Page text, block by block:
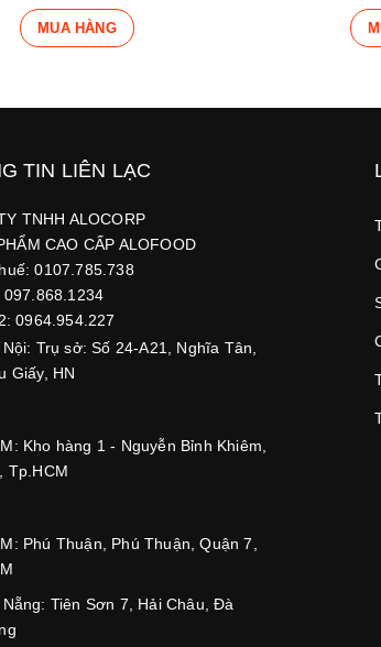
MUA HÀNG
TIN LIÊN LẠC
TNHH ALOCORP
CAO CẤP ALOFOOD
0107.785.738
097.868.1234
0964.954.227
Nội: Trụ sở: Số 24-A21, Nghĩa Tân,
Giấy, HN
Kho hàng 1 - Nguyễn Bỉnh Khiêm,
Tp.HCM
Phú Thuận, Phú Thuận, Quận 7,
Tiên Sơn 7, Hải Châu, Đà